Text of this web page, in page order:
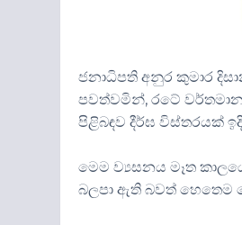
ජනාධිපති අනුර කුමාර
පවත්වමින්, රටේ
පිළිබඳව දීර්ඝ විස්තරයක්
මෙම ව්‍යසනය මෑත
බලපා ඇති බවත් හෙතෙම